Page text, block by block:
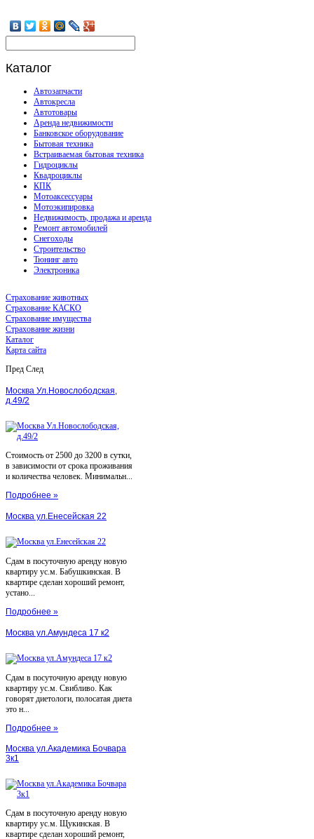
Каталог
Автозапчасти
Автокресла
Автотовары
Аренда недвижимости
Банковское оборудование
Бытовая техника
Встраиваемая бытовая техника
Гидроциклы
Квадроциклы
КПК
Мотоаксессуары
Мотоэкипировка
Недвижимость, продажа и аренда
Ремонт автомобилей
Снегоходы
Строительство
Тюнинг авто
Электроника
Страхование животных
Страхование КАСКО
Страхование имущества
Страхование жизни
Каталог
Карта сайта
Пред След
Москва Ул.Новослободская,
д.49/2
Стоимость от 2500 до 3200 в сутки,
в зависимости от срока проживания
и количества человек. Минимальн...
Подробнее »
Москва ул.Енесейская 22
Сдам в посуточную аренду новую
квартиру ус.м. Бабушкинская. В
квартире сделан хороший ремонт,
устано...
Подробнее »
Москва ул.Амундеса 17 к2
Сдам в посуточную аренду новую
квартиру ус.м. Свибливо. Как
говорят диетологи, полосатая диета
это н...
Подробнее »
Москва ул.Академика Бочвара
3к1
Сдам в посуточную аренду новую
квартиру ус.м. Щукинская. В
квартире сделан хороший ремонт,